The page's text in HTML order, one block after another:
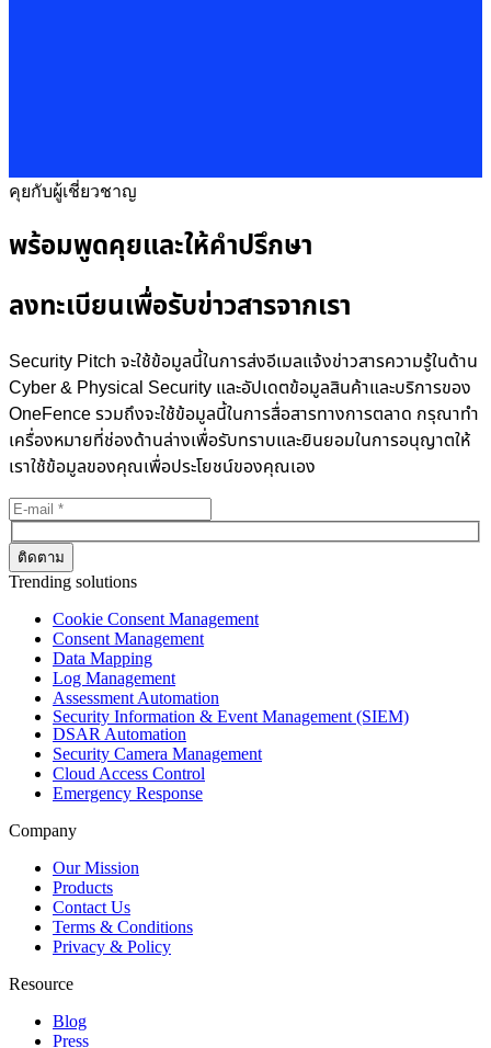
คุยกับผู้เชี่ยวชาญ
พร้อมพูดคุยและให้คำปรึกษา
ลงทะเบียนเพื่อรับข่าวสารจากเรา
Security Pitch จะใช้ข้อมูลนี้ในการส่งอีเมลแจ้งข่าวสารความรู้ในด้าน
Cyber & Physical Security และอัปเดตข้อมูลสินค้าและบริการของ
OneFence รวมถึงจะใช้ข้อมูลนี้ในการสื่อสารทางการตลาด กรุณาทำ
เครื่องหมายที่ช่องด้านล่างเพื่อรับทราบและยินยอมในการอนุญาตให้
เราใช้ข้อมูลของคุณเพื่อประโยชน์ของคุณเอง
Trending solutions
Cookie Consent Management
Consent Management
Data Mapping
Log Management
Assessment Automation
Security Information & Event Management (SIEM)
DSAR Automation
Security Camera Management
Cloud Access Control
Emergency Response
Company
Our Mission
Products
Contact Us
Terms & Conditions
Privacy & Policy
Resource
Blog
Press